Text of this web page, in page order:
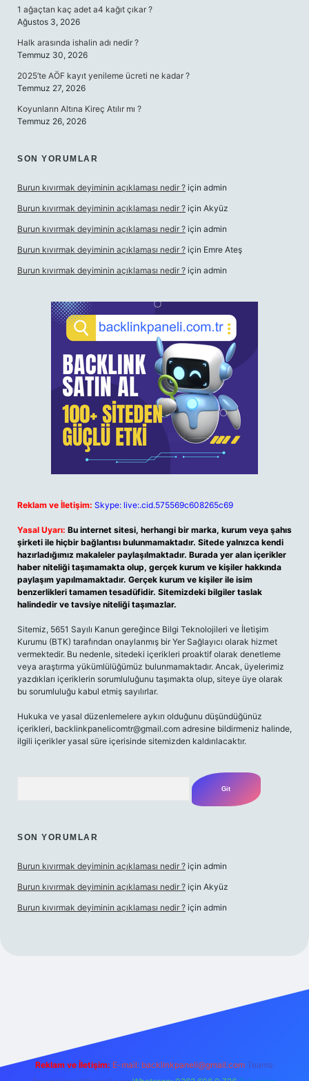
1 ağaçtan kaç adet a4 kağıt çıkar ?
Ağustos 3, 2026
Halk arasında ishalin adı nedir ?
Temmuz 30, 2026
2025’te AÖF kayıt yenileme ücreti ne kadar ?
Temmuz 27, 2026
Koyunların Altına Kireç Atılır mı ?
Temmuz 26, 2026
SON YORUMLAR
Burun kıvırmak deyiminin açıklaması nedir ? için admin
Burun kıvırmak deyiminin açıklaması nedir ? için Akyüz
Burun kıvırmak deyiminin açıklaması nedir ? için admin
Burun kıvırmak deyiminin açıklaması nedir ? için Emre Ateş
Burun kıvırmak deyiminin açıklaması nedir ? için admin
Reklam ve İletişim: Skype: live:.cid.575569c608265c69
Yasal Uyarı: Bu internet sitesi, herhangi bir marka, kurum veya şahıs
şirketi ile hiçbir bağlantısı bulunmamaktadır. Sitede yalnızca kendi
hazırladığımız makaleler paylaşılmaktadır. Burada yer alan içerikler
haber niteliği taşımamakta olup, gerçek kurum ve kişiler hakkında
paylaşım yapılmamaktadır. Gerçek kurum ve kişiler ile isim
benzerlikleri tamamen tesadüfidir. Sitemizdeki bilgiler taslak
halindedir ve tavsiye niteliği taşımazlar.
Sitemiz, 5651 Sayılı Kanun gereğince Bilgi Teknolojileri ve İletişim
Kurumu (BTK) tarafından onaylanmış bir Yer Sağlayıcı olarak hizmet
vermektedir. Bu nedenle, sitedeki içerikleri proaktif olarak denetleme
veya araştırma yükümlülüğümüz bulunmamaktadır. Ancak, üyelerimiz
yazdıkları içeriklerin sorumluluğunu taşımakta olup, siteye üye olarak
bu sorumluluğu kabul etmiş sayılırlar.
Hukuka ve yasal düzenlemelere aykırı olduğunu düşündüğünüz
içerikleri, backlinkpanelicomtr@gmail.com adresine bildirmeniz halinde,
ilgili içerikler yasal süre içerisinde sitemizden kaldırılacaktır.
SON YORUMLAR
Burun kıvırmak deyiminin açıklaması nedir ? için admin
Burun kıvırmak deyiminin açıklaması nedir ? için Akyüz
Burun kıvırmak deyiminin açıklaması nedir ? için admin
Reklam ve İletişim: E-mail: backlinkpaneli@gmail.com Teams: